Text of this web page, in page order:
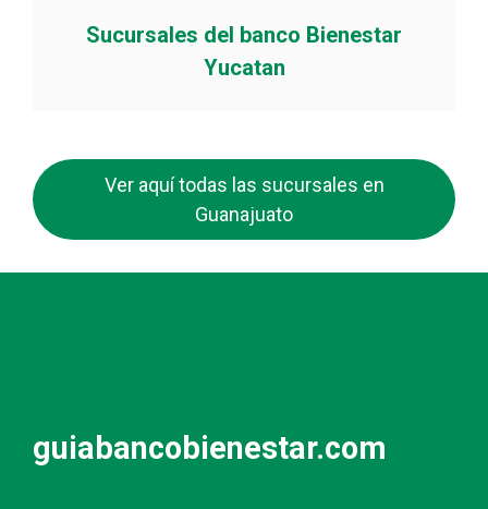
Sucursales del banco Bienestar
Yucatan
Ver aquí todas las sucursales en
Guanajuato
guiabancobienestar.com